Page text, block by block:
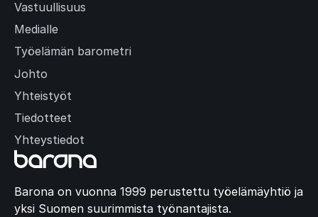
Barona on vuonna 1999 perustettu työelämäyhtiö ja
yksi Suomen suurimmista työnantajista.
Vastuullisuus
Medialle
Työelämän barometri
Johto
Yhteistyöt
Tiedotteet
Yhteystiedot